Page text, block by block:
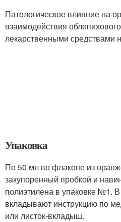
Патологическое влияние на
взаимодействия
лекарственными средствами
Упаковка
По 50 мл во флаконе из
закупоренный пробкой и
полиэтилена в упаковке №1.
вкладывают инструкцию по
или листок-вкладыш.